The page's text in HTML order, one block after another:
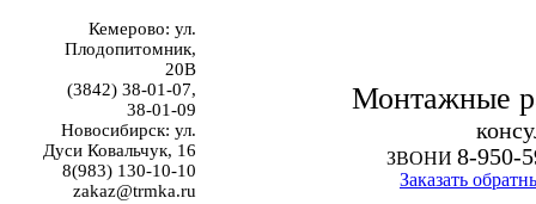
Кемерово: ул.
Плодопитомник,
20В
(3842) 38-01-07,
38-01-09
Новосибирск: ул.
Дуси Ковальчук, 16
8(983) 130-10-10
zakaz@trmka.ru
Монтажные
к
ЗВОНИ 8-950-
Заказать